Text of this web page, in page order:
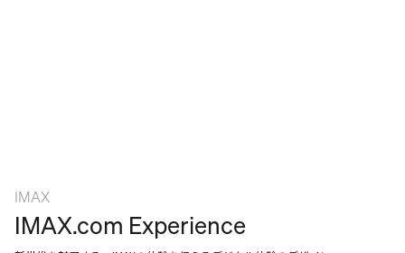
IMAX
IMAX.com Experience